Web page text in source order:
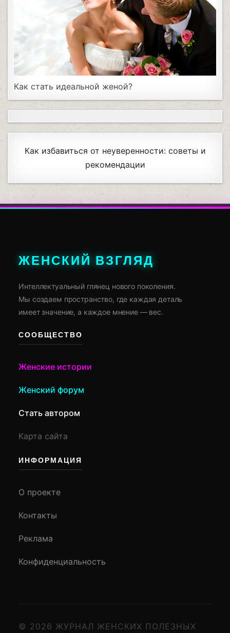
Как стать идеальной женой?
Как избавиться от неуверенности: советы и
рекомендации
ЖЕНСКИЙ ВЗГЛЯД
Интеллектуальный глянец нового поколения.
Мы создаем пространство, где каждая деталь
имеет значение, а каждое мнение — вес.
СООБЩЕСТВО
Женские истории
Женский форум
Стать автором
Карта сайта
ИНФОРМАЦИЯ
О проекте
Контакты
Реклама
Конфиденциальность
© 2026 ЖУРНАЛ ЖЕНСКИХ ПОЛЕЗНЫХ